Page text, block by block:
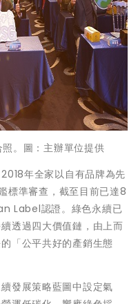
照。圖：主辦單位提供
年全家以自有品牌為先
準審查，截至目前已達8
Label認證。綠色永續已
透過四大價值鏈，由上而
「公平共好的產銷生態
發展策略藍圖中設定氣